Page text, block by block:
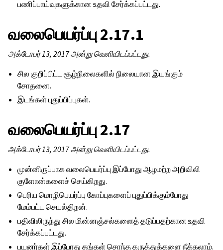
பணிப்பாய்வுகளுக்கான உதவி சேர்க்கப்பட்டது.
வலைபெயர்ப்பு 2.17.1
அக்டோபர் 13, 2017 அன்று வெளியிடப்பட்டது.
சில குறிப்பிட்ட சூழ்நிலைகளில் நிலையான இயங்கும்
சோதனை.
இடங்கள் புதுப்பிப்புகள்.
வலைபெயர்ப்பு 2.17
அக்டோபர் 13, 2017 அன்று வெளியிடப்பட்டது.
முன்னிருப்பாக வலைபெயர்ப்பு இப்போது ஆழமற்ற அறிவிலி
குளோன்களைச் செய்கிறது.
பெரிய மொழிபெயர்ப்பு கோப்புகளைப் புதுப்பிக்கும்போது
மேம்பட்ட செயல்திறன்.
பதிவிலிருந்து சில மின்னஞ்சல்களைத் தடுப்பதற்கான உதவி
சேர்க்கப்பட்டது.
பயனர்கள் இப்போது தங்கள் சொந்த கருத்துக்களை நீக்கலாம்.